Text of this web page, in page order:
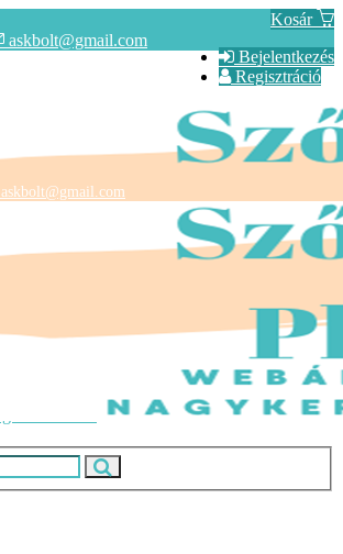
Kosár
Bejelentkezés
Regisztráció
askbolt@gmail.com
askbolt@gmail.com